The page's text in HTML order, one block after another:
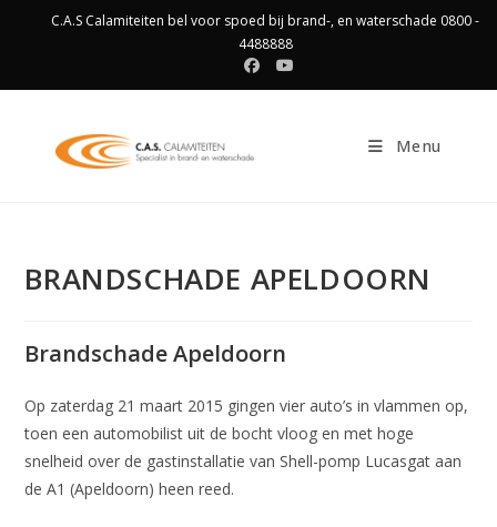
C.A.S Calamiteiten bel voor spoed bij brand-, en waterschade 0800 -
4488888
Menu
BRANDSCHADE APELDOORN
Brandschade Apeldoorn
Op zaterdag 21 maart 2015 gingen vier auto’s in vlammen op,
toen een automobilist uit de bocht vloog en met hoge
snelheid over de gastinstallatie van Shell-pomp Lucasgat aan
de A1 (Apeldoorn) heen reed.